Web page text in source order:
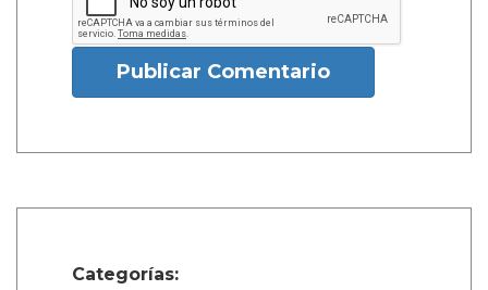
Publicar Comentario
Categorías: